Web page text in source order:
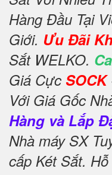
Hàng Đầu Tại
Giới. Ưu Đãi
Sắt WELKO.
Giá Cực SOCK
Với Giá Gốc
Hàng và Lắp
Nhà máy SX
cấp Két Sắt.